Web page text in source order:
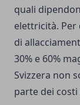
quali
elettricità.
di
30% e 60%
Svizzera non
parte dei costi